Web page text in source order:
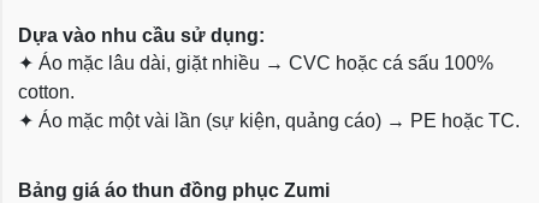
Dựa vào nhu cầu sử dụng:
✦ Áo mặc lâu dài, giặt nhiều → CVC hoặc cá sấu 100%
cotton.
✦ Áo mặc một vài lần (sự kiện, quảng cáo) → PE hoặc TC.
Bảng giá áo thun đồng phục Zumi